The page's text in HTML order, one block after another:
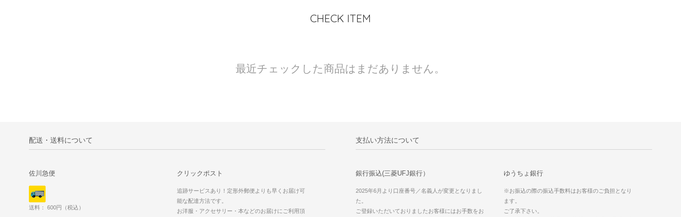
CHECK ITEM
最近チェックした商品はまだありません。
配送・送料について
佐川急便
送料： 600円（税込）
クリックポスト
追跡サービスあり！定形外郵便よりも早くお届け可
能な配達方法です。
お洋服・アクセサリー・本などのお届けにご利用頂
支払い方法について
銀行振込(三菱UFJ銀行）
2025年6月より口座番号／名義人が変更となりまし
た。
ご登録いただいておりましたお客様にはお手数をお
ゆうちょ銀行
※お振込の際の振込手数料はお客様のご負担となり
ます。
ご了承下さい。